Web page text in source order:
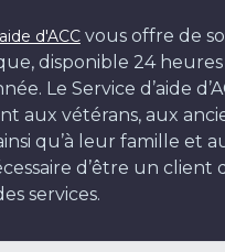
d'ACC vous offre de
disponible 24
Le Service d’aide
aux vétérans, aux
qu’à leur famille et
d’être un client
services.